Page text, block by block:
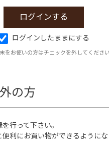
ログインしたままにする
をお使いの方はチェックを外してください
の方
行って下さい。
利にお買い物ができるようにな